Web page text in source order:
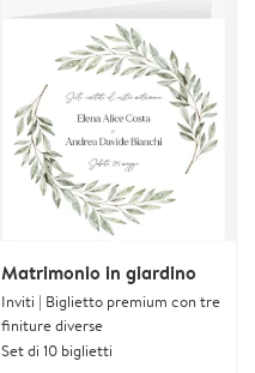
Matrimonio in giardino
Inviti | Biglietto premium con tre
finiture diverse
Set di 10 biglietti